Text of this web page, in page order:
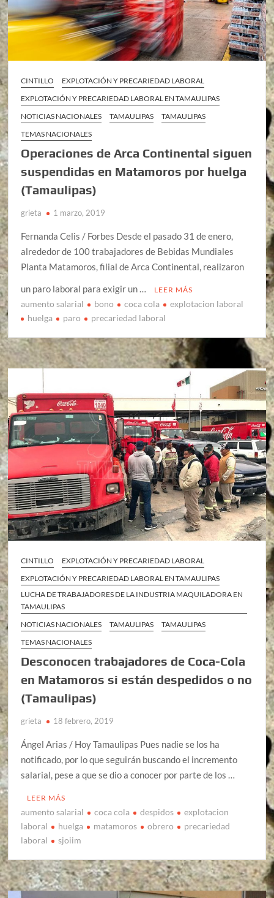
CINTILLO
EXPLOTACIÓN Y PRECARIEDAD LABORAL
EXPLOTACIÓN Y PRECARIEDAD LABORAL EN TAMAULIPAS
NOTICIAS NACIONALES
TAMAULIPAS
TAMAULIPAS
TEMAS NACIONALES
Operaciones de Arca Continental siguen
suspendidas en Matamoros por huelga
(Tamaulipas)
grieta 1 marzo, 2019
Fernanda Celis / Forbes Desde el pasado 31 de enero,
alrededor de 100 trabajadores de Bebidas Mundiales
Planta Matamoros, filial de Arca Continental, realizaron
un paro laboral para exigir un …
LEER MÁS
aumento salarial bono coca cola
explotacion laboral
huelga
paro precariedad laboral
CINTILLO
EXPLOTACIÓN Y PRECARIEDAD LABORAL
EXPLOTACIÓN Y PRECARIEDAD LABORAL EN TAMAULIPAS
LUCHA DE TRABAJADORES DE LA INDUSTRIA MAQUILADORA EN
TAMAULIPAS
NOTICIAS NACIONALES
TAMAULIPAS
TAMAULIPAS
TEMAS NACIONALES
Desconocen trabajadores de Coca-Cola
en Matamoros si están despedidos o no
(Tamaulipas)
grieta 18 febrero, 2019
Ángel Arias / Hoy Tamaulipas Pues nadie se los ha
notificado, por lo que seguirán buscando el incremento
salarial, pese a que se dio a conocer por parte de los …
LEER MÁS
aumento salarial coca cola despidos
explotacion
laboral
huelga matamoros obrero
precariedad
laboral
sjoiim